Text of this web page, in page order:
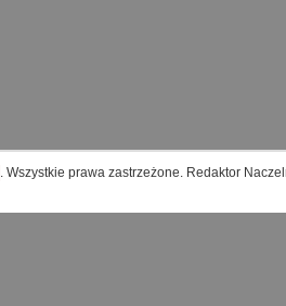
. Wszystkie prawa zastrzeżone. Redaktor